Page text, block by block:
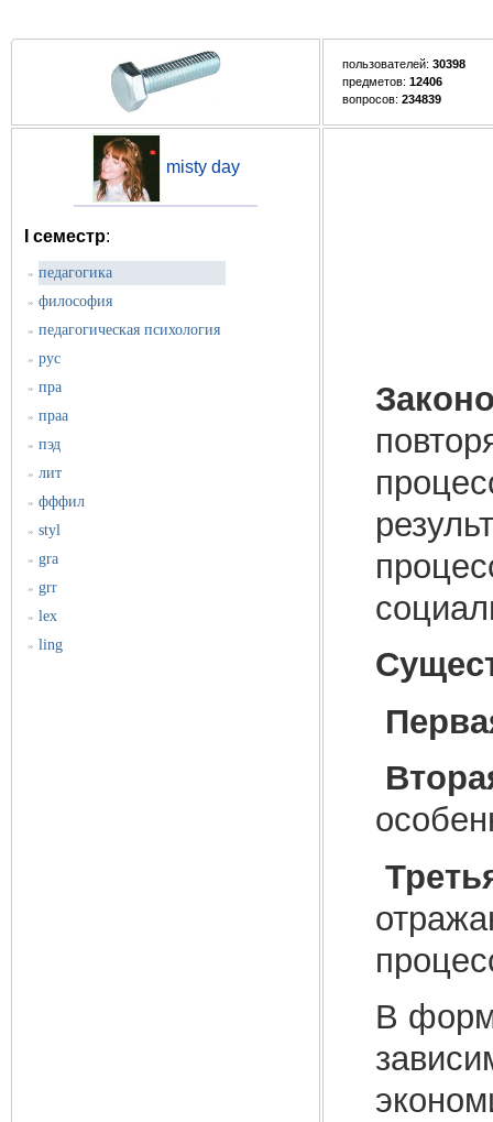
пользователей: 30398
предметов: 12406
вопросов: 234839
misty day
I семестр:
» педагогика
» философия
» педагогическая психология
» рус
» пра
» праа
» пэд
» лит
» фффил
» styl
» gra
» grr
» lex
» ling
В